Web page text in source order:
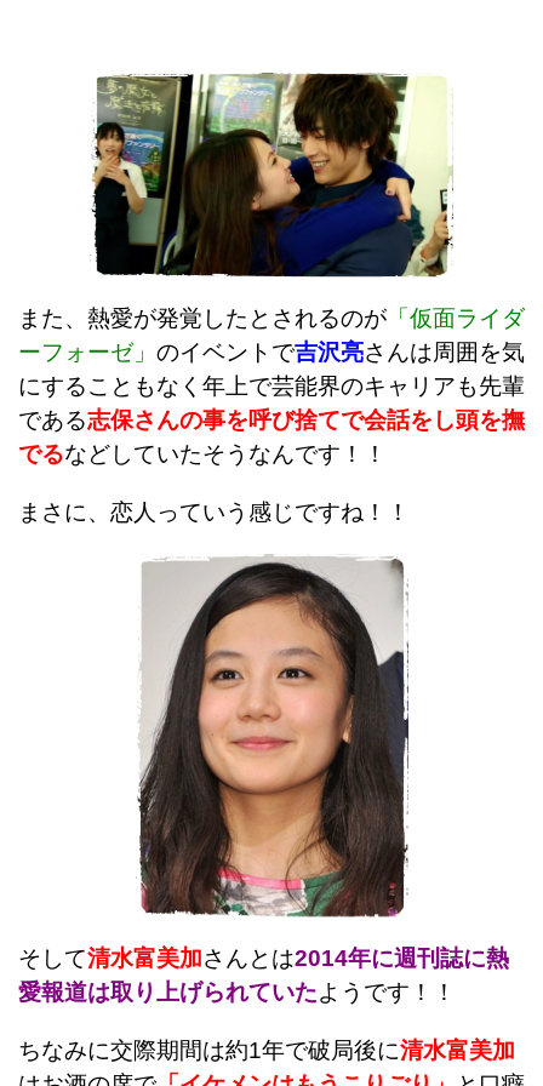
また、熱愛が発覚したとされるのが 「仮面ライダ
ーフォーゼ」 のイベントで吉沢亮さんは周囲を気
にすることもなく年上で芸能界のキャリアも先輩
である志保さんの事を呼び捨てで会話をし頭を撫
でるなどしていたそうなんです！！
まさに、恋人っていう感じですね！！
そして清水富美加さんとは2014年に週刊誌に熱
愛報道は取り上げられていたようです！！
ちなみに交際期間は約1年で破局後に清水富美加